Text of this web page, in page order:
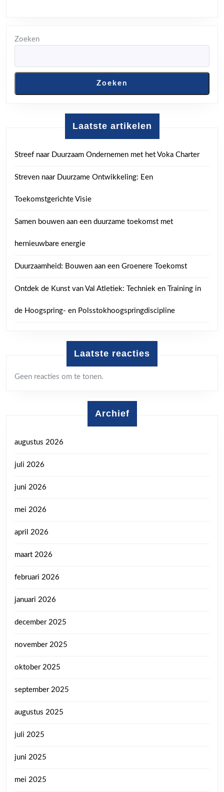
Zoeken
Zoeken
Laatste artikelen
Streef naar Duurzaam Ondernemen met het Voka Charter
Streven naar Duurzame Ontwikkeling: Een
Toekomstgerichte Visie
Samen bouwen aan een duurzame toekomst met
hernieuwbare energie
Duurzaamheid: Bouwen aan een Groenere Toekomst
Ontdek de Kunst van Val Atletiek: Techniek en Training in
de Hoogspring- en Polsstokhoogspringdiscipline
Laatste reacties
Geen reacties om te tonen.
Archief
augustus 2026
juli 2026
juni 2026
mei 2026
april 2026
maart 2026
februari 2026
januari 2026
december 2025
november 2025
oktober 2025
september 2025
augustus 2025
juli 2025
juni 2025
mei 2025